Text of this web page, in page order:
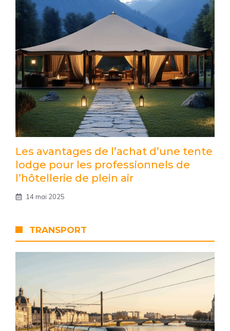
Les avantages de l’achat d’une tente
lodge pour les professionnels de
l’hôtellerie de plein air
14 mai 2025
TRANSPORT